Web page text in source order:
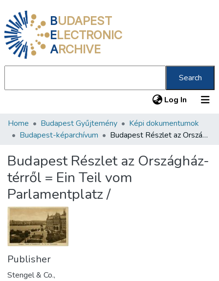
BUDAPEST
ELECTRONIC
ARCHIVE
Search
Log In (current)
Communities & Collections
Statistics
About us
Home Budapest Gyűjtemény
Képi dokumentumok
Budapest-képarchívum
Budapest Részlet az Országház-térről = Ein Teil vom Parlamentplatz /
Budapest Részlet az Országház-
térről = Ein Teil vom
Parlamentplatz /
Publisher
Stengel & Co.,